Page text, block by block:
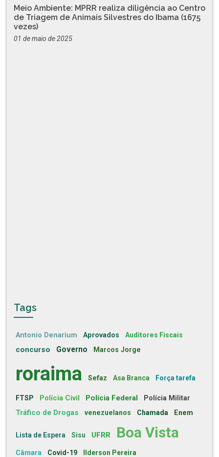
Meio Ambiente: MPRR realiza diligência ao Centro
de Triagem de Animais Silvestres do Ibama (1675
vezes)
01 de maio de 2025
Tags
Antonio Denarium Aprovados Auditores Fiscais
concurso Governo Marcos Jorge
roraima Sefaz Asa Branca Força tarefa
FTSP Polícia Civil Polícia Federal Polícia Militar
Tráfico de Drogas venezuelanos Chamada Enem
Lista de Espera Sisu UFRR Boa Vista
Câmara Covid-19 Ilderson Pereira